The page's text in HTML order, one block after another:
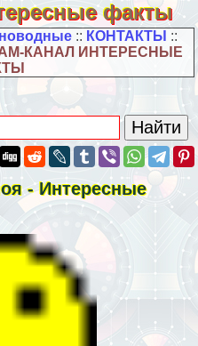
факты
:: КОНТАКТЫ ::
КАНАЛ ИНТЕРЕСНЫЕ
- Интересные